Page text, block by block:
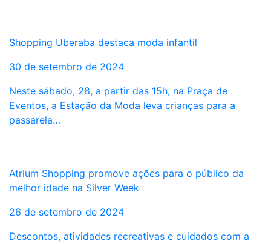
Shopping Uberaba destaca moda infantil
30 de setembro de 2024
Neste sábado, 28, a partir das 15h, na Praça de
Eventos, a Estação da Moda leva crianças para a
passarela…
Atrium Shopping promove ações para o público da
melhor idade na Silver Week
26 de setembro de 2024
Descontos, atividades recreativas e cuidados com a